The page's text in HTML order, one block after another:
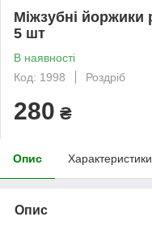
Міжзубні йоржики
5 шт
В наявності
Код: 1998
Роздріб
280 ₴
Опис Характеристики
Опис